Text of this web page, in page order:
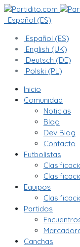
Español (ES)
Español (ES)
English (UK)
Deutsch (DE)
Polski (PL)
Inicio
Comunidad
Noticias
Blog
Dev Blog
Contacto
Futbolistas
Equipos
Partidos
Canchas